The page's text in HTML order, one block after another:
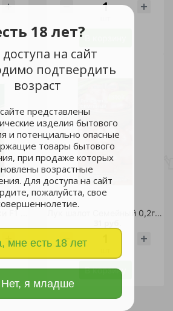
18 лет?
на сайт
подтвердить
возраст
представлены
изделия бытового
и потенциально опасные
товары бытового
при продаже которых
возрастные
Для доступа на сайт
пожалуйста, свое
мне есть 18 лет
Нет, я младше
Лук шалот Семейный 0,2гр /10
В корзину